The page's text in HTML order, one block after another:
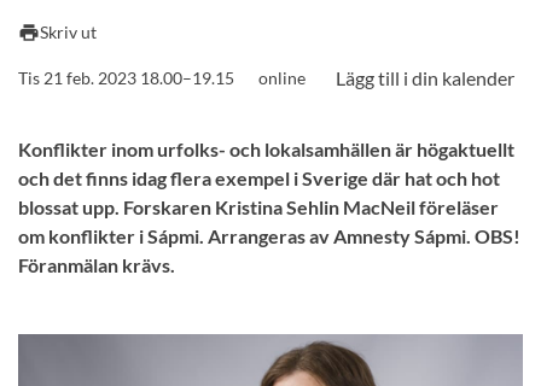
printSkriv ut
Tis 21 feb. 2023 18.00–19.15 online
Konflikter inom urfolks- och lokalsamhällen är högaktuellt
och det finns idag flera exempel i Sverige där hat och hot
blossat upp. Forskaren Kristina Sehlin MacNeil föreläser
om konflikter i Sápmi. Arrangeras av Amnesty Sápmi. OBS!
Föranmälan krävs.